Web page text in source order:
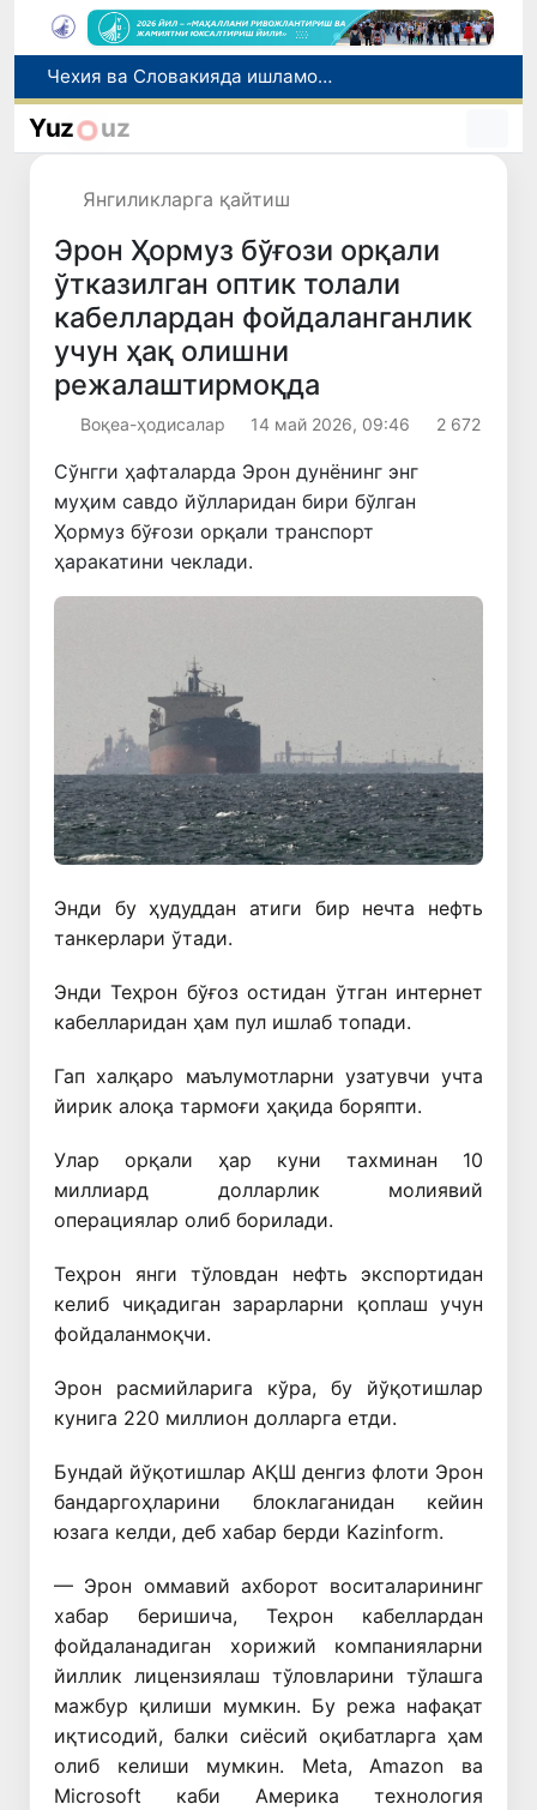
Чехия ва Словакияда ишламоқчи бўлган тиббиёт мутахассислари рўйхатга олинади
Боланинг фамилиясига отасининг исмини беришга рухсат берилади
Yuz uz
Янгиликларга қайтиш
Эрон Ҳормуз бўғози орқали
ўтказилган оптик толали
кабеллардан фойдаланганлик
учун ҳақ олишни
режалаштирмоқда
Воқеа-ҳодисалар 14 май 2026, 09:46 2 672
Сўнгги ҳафталарда Эрон дунёнинг энг
муҳим савдо йўлларидан бири бўлган
Ҳормуз бўғози орқали транспорт
ҳаракатини чеклади.
Энди бу ҳудуддан атиги бир нечта нефть
танкерлари ўтади.
Энди Теҳрон бўғоз остидан ўтган интернет
кабелларидан ҳам пул ишлаб топади.
Гап халқаро маълумотларни узатувчи учта
йирик алоқа тармоғи ҳақида боряпти.
Улар орқали ҳар куни тахминан 10
миллиард долларлик молиявий
операциялар олиб борилади.
Теҳрон янги тўловдан нефть экспортидан
келиб чиқадиган зарарларни қоплаш учун
фойдаланмоқчи.
Эрон расмийларига кўра, бу йўқотишлар
кунига 220 миллион долларга етди.
Бундай йўқотишлар АҚШ денгиз флоти Эрон
бандаргоҳларини блоклаганидан кейин
юзага келди, деб хабар берди Kazinform.
— Эрон оммавий ахборот воситаларининг
хабар беришича, Теҳрон кабеллардан
фойдаланадиган хорижий компанияларни
йиллик лицензиялаш тўловларини тўлашга
мажбур қилиши мумкин. Бу режа нафақат
иқтисодий, балки сиёсий оқибатларга ҳам
олиб келиши мумкин. Meta, Amazon ва
Microsoft каби Америка технология